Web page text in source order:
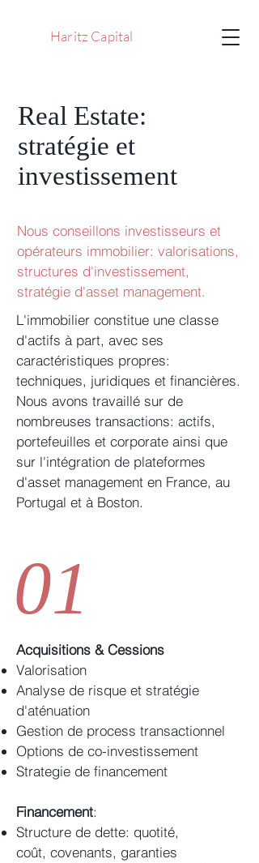
Haritz Capital
Real Estate:
stratégie et
investissement
Nous conseillons investisseurs et
opérateurs immobilier: valorisations,
structures d'investissement,
stratégie d'asset management.
L'immobilier constitue une classe
d'actifs à part, avec ses
caractéristiques propres:
techniques, juridiques et financières.
Nous avons travaillé sur de
nombreuses transactions: actifs,
portefeuilles et corporate ainsi que
sur l'intégration de plateformes
d'asset management en France, au
Portugal et à Boston.
01
Acquisitions & Cessions
Valorisation
Analyse de risque et stratégie
d'aténuation
Gestion de process transactionnel
Options de co-investissement
Strategie de financement
Financement:
Structure de dette: quotité,
coût, covenants, garanties